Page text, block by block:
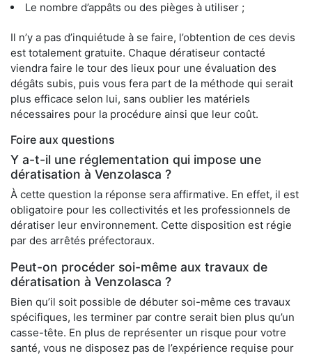
Le nombre d’appâts ou des pièges à utiliser ;
Il n’y a pas d’inquiétude à se faire, l’obtention de ces devis
est totalement gratuite. Chaque dératiseur contacté
viendra faire le tour des lieux pour une évaluation des
dégâts subis, puis vous fera part de la méthode qui serait
plus efficace selon lui, sans oublier les matériels
nécessaires pour la procédure ainsi que leur coût.
Foire aux questions
Y a-t-il une réglementation qui impose une
dératisation à Venzolasca ?
À cette question la réponse sera affirmative. En effet, il est
obligatoire pour les collectivités et les professionnels de
dératiser leur environnement. Cette disposition est régie
par des arrêtés préfectoraux.
Peut-on procéder soi-même aux travaux de
dératisation à Venzolasca ?
Bien qu’il soit possible de débuter soi-même ces travaux
spécifiques, les terminer par contre serait bien plus qu’un
casse-tête. En plus de représenter un risque pour votre
santé, vous ne disposez pas de l’expérience requise pour